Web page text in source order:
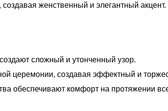
женственный и элегантный акцент.
сложный и утонченный узор.
церемонии, создавая эффектный и
обеспечивают комфорт на протяжении